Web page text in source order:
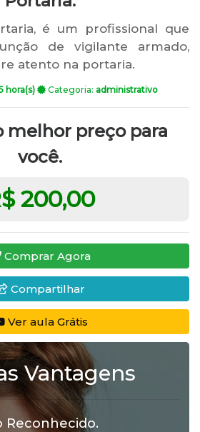
é um profissional que
de vigilante armado,
atento na portaria.
hora(s) Categoria: administrativo
melhor preço para
você.
200,00
Comprar Agora
Compartilhar
Ver aula Grátis
Vantagens
Reconhecido.